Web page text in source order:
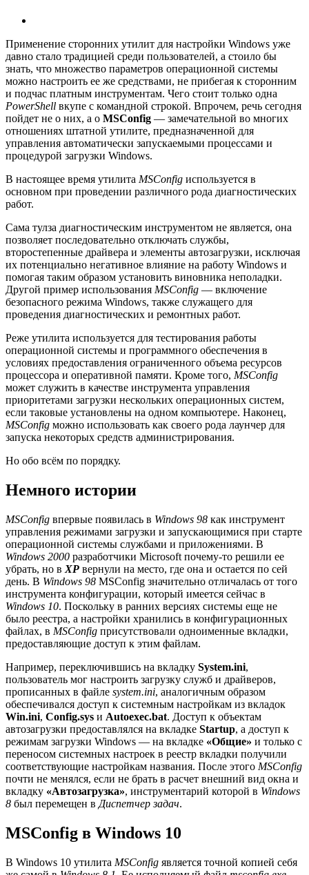
Применение сторонних утилит для настройки Windows уже
давно стало традицией среди пользователей, а стоило бы
знать, что множество параметров операционной системы
можно настроить ее же средствами, не прибегая к сторонним
и подчас платным инструментам. Чего стоит только одна
PowerShell вкупе с командной строкой. Впрочем, речь сегодня
пойдет не о них, а о MSConfig — замечательной во многих
отношениях штатной утилите, предназначенной для
управления автоматически запускаемыми процессами и
процедурой загрузки Windows.
В настоящее время утилита MSConfig используется в
основном при проведении различного рода диагностических
работ.
Сама тулза диагностическим инструментом не является, она
позволяет последовательно отключать службы,
второстепенные драйвера и элементы автозагрузки, исключая
их потенциально негативное влияние на работу Windows и
помогая таким образом установить виновника неполадки.
Другой пример использования MSConfig — включение
безопасного режима Windows, также служащего для
проведения диагностических и ремонтных работ.
Реже утилита используется для тестирования работы
операционной системы и программного обеспечения в
условиях предоставления ограниченного объема ресурсов
процессора и оперативной памяти. Кроме того, MSConfig
может служить в качестве инструмента управления
приоритетами загрузки нескольких операционных систем,
если таковые установлены на одном компьютере. Наконец,
MSConfig можно использовать как своего рода лаунчер для
запуска некоторых средств администрирования.
Но обо всём по порядку.
Немного истории
MSConfig впервые появилась в Windows 98 как инструмент
управления режимами загрузки и запускающимися при старте
операционной системы службами и приложениями. В
Windows 2000 разработчики Microsoft почему-то решили ее
убрать, но в XP вернули на место, где она и остается по сей
день. В Windows 98 MSConfig значительно отличалась от того
инструмента конфигурации, который имеется сейчас в
Windows 10. Поскольку в ранних версиях системы еще не
было реестра, а настройки хранились в конфигурационных
файлах, в MSConfig присутствовали одноименные вкладки,
предоставляющие доступ к этим файлам.
Например, переключившись на вкладку System.ini,
пользователь мог настроить загрузку служб и драйверов,
прописанных в файле system.ini, аналогичным образом
обеспечивался доступ к системным настройкам из вкладок
Win.ini, Config.sys и Autoexec.bat. Доступ к объектам
автозагрузки предоставлялся на вкладке Startup, а доступ к
режимам загрузки Windows — на вкладке «Общие» и только с
переносом системных настроек в реестр вкладки получили
соответствующие настройкам названия. После этого MSConfig
почти не менялся, если не брать в расчет внешний вид окна и
вкладку «Автозагрузка», инструментарий которой в Windows
8 был перемещен в Диспетчер задач.
MSConfig в Windows 10
В Windows 10 утилита MSConfig является точной копией себя